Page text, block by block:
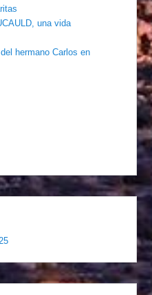
una vida
hermano Carlos en